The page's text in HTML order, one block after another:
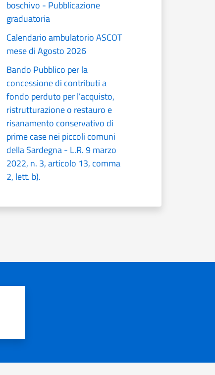
boschivo - Pubblicazione
graduatoria
Calendario ambulatorio ASCOT
mese di Agosto 2026
Bando Pubblico per la
concessione di contributi a
fondo perduto per l’acquisto,
ristrutturazione o restauro e
risanamento conservativo di
prime case nei piccoli comuni
della Sardegna - L.R. 9 marzo
2022, n. 3, articolo 13, comma
2, lett. b).